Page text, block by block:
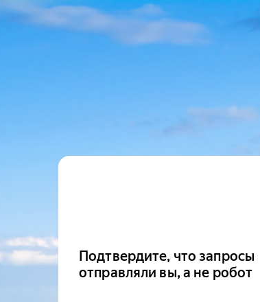
Подтвердите, что запросы
отправляли вы, а не робот